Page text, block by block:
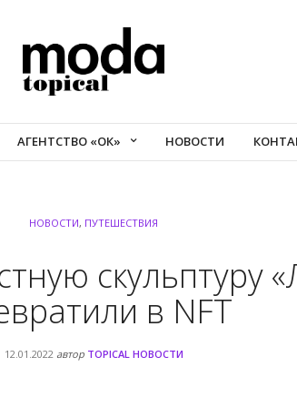
АГЕНТСТВО «ОК» НОВОСТИ
НОВОСТИ, ПУТЕШЕСТВИЯ
скульптуру
в NFT
12.01.2022 автор TOPICAL НОВОСТИ